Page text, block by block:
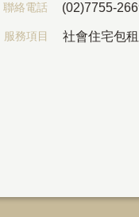
聯絡電話 (02)7755-
服務項目 社會住宅包